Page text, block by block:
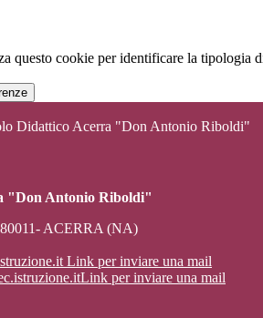
questo cookie per identificare la tipologia
Didattico Acerra "Don Antonio Riboldi"
"Don Antonio Riboldi"
ACERRA (NA)
Link per inviare una mail
Link per inviare una mail